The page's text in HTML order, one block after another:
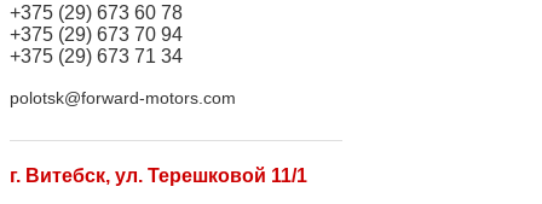
+375 (29) 673 60 78
+375 (29) 673 70 94
+375 (29) 673 71 34
polotsk@forward-motors.com
г. Витебск, ул. Терешковой 11/1